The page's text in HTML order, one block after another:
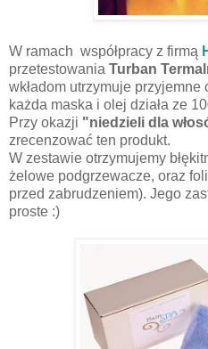
W ramach współpracy z firmą
przetestowania Turban
wkładom utrzymuje przyjemne
każda maska i olej działa ze
Przy okazji "niedzieli dla
zrecenzować ten produkt.
W zestawie otrzymujemy
żelowe podgrzewacze, oraz
przed zabrudzeniem). Jego
proste :)